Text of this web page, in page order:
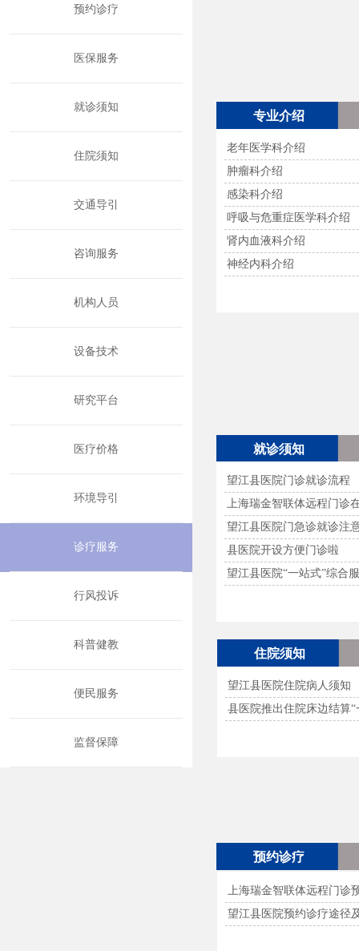
预约诊疗
医保服务
就诊须知
住院须知
交通导引
咨询服务
机构人员
设备技术
研究平台
医疗价格
环境导引
诊疗服务
行风投诉
科普健教
便民服务
监督保障
专业介绍
老年医学科介绍
肿瘤科介绍
感染科介绍
呼吸与危重症医学科介绍
肾内血液科介绍
神经内科介绍
就诊须知
望江县医院门诊就诊流程
上海瑞金智联体远程门诊
望江县医院门急诊就诊注
县医院开设方便门诊啦
望江县医院“一站式”综合
住院须知
望江县医院住院病人须知
县医院推出住院床边结算
预约诊疗
上海瑞金智联体远程门诊
望江县医院预约诊疗途径